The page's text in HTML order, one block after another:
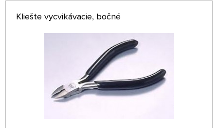
Kliešte vycvikávacie, bočné